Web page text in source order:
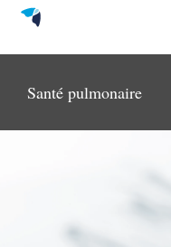
Santé pulmonaire